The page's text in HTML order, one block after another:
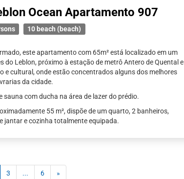
Ocean Apartamento 907
10 beach (beach)
este apartamento com 65m² está localizado em um
do Leblon, próximo à estação de metrô Antero de Quental e
e cultural, onde estão concentrados alguns dos melhores
da cidade.
sauna com ducha na área de lazer do prédio.
55 m², dispõe de um quarto, 2 banheiros,
jantar e cozinha totalmente equipada.
3 ... 6 »